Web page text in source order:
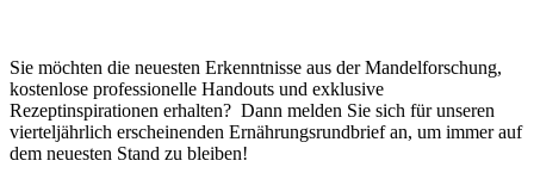
Sie möchten die neuesten Erkenntnisse aus der Mandelforschung,
kostenlose professionelle Handouts und exklusive
Rezeptinspirationen erhalten? Dann melden Sie sich für unseren
vierteljährlich erscheinenden Ernährungsrundbrief an, um immer auf
dem neuesten Stand zu bleiben!